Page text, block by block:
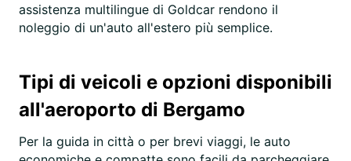
assistenza multilingue di Goldcar rendono il
noleggio di un'auto all'estero più semplice.
Tipi di veicoli e opzioni disponibili
all'aeroporto di Bergamo
Per la guida in città o per brevi viaggi, le auto